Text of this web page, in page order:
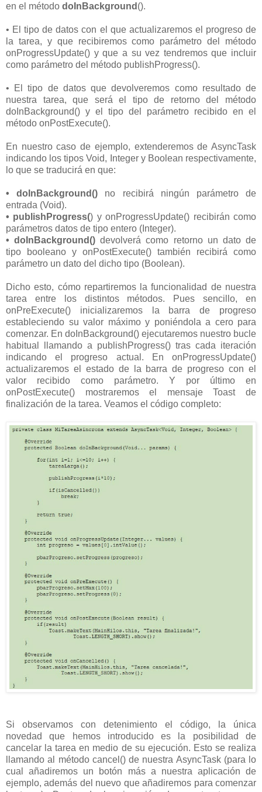
en el método doInBackground ().
• El tipo de datos con el que actualizaremos el progreso de
la tarea, y que recibiremos como parámetro del método
onProgressUpdate() y que a su vez tendremos que incluir
como parámetro del método publishProgress().
• El tipo de datos que devolveremos como resultado de
nuestra tarea, que será el tipo de retorno del método
doInBackground() y el tipo del parámetro recibido en el
método onPostExecute().
En nuestro caso de ejemplo, extenderemos de AsyncTask
indicando los tipos Void, Integer y Boolean respectivamente,
lo que se traducirá en que:
• doInBackground() no recibirá ningún parámetro de
entrada (Void).
• publishProgress() y onProgressUpdate() recibirán como
parámetros datos de tipo entero (Integer).
• doInBackground() devolverá como retorno un dato de
tipo booleano y onPostExecute() también recibirá como
parámetro un dato del dicho tipo (Boolean).
Dicho esto, cómo repartiremos la funcionalidad de nuestra
tarea entre los distintos métodos. Pues sencillo, en
onPreExecute() inicializaremos la barra de progreso
estableciendo su valor máximo y poniéndola a cero para
comenzar. En doInBackground() ejecutaremos nuestro bucle
habitual llamando a publishProgress() tras cada iteración
indicando el progreso actual. En onProgressUpdate()
actualizaremos el estado de la barra de progreso con el
valor recibido como parámetro. Y por último en
onPostExecute() mostraremos el mensaje Toast de
finalización de la tarea. Veamos el código completo:
Si observamos con detenimiento el código, la única
novedad que hemos introducido es la posibilidad de
cancelar la tarea en medio de su ejecución. Esto se realiza
llamando al método cancel() de nuestra AsyncTask (para lo
cual añadiremos un botón más a nuestra aplicación de
ejemplo, además del nuevo que añadiremos para comenzar